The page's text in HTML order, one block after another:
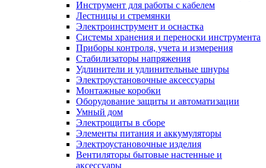
Инструмент для работы с кабелем
Лестницы и стремянки
Электроинструмент и оснастка
Системы хранения и переноски инструмента
Приборы контроля, учета и измерения
Стабилизаторы напряжения
Удлинители и удлинительные шнуры
Электроустановочные аксессуары
Монтажные коробки
Оборудование защиты и автоматизации
Умный дом
Электрощиты в сборе
Элементы питания и аккумуляторы
Электроустановочные изделия
Вентиляторы бытовые настенные и
аксессуары